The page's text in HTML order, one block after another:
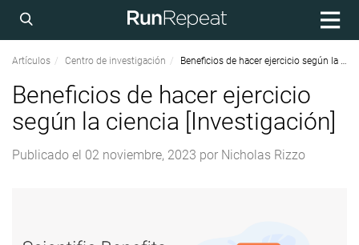
Artículos Centro de investigación Beneficios de hacer ejercicio según la ciencia [Investigación]
Beneficios de hacer ejercicio
según la ciencia [Investigación]
Publicado el 02 noviembre, 2023 por Nicholas Rizzo